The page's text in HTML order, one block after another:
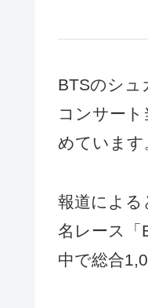
BTSのシュ
コンサー
めています
報道による
名レース「
中で総合